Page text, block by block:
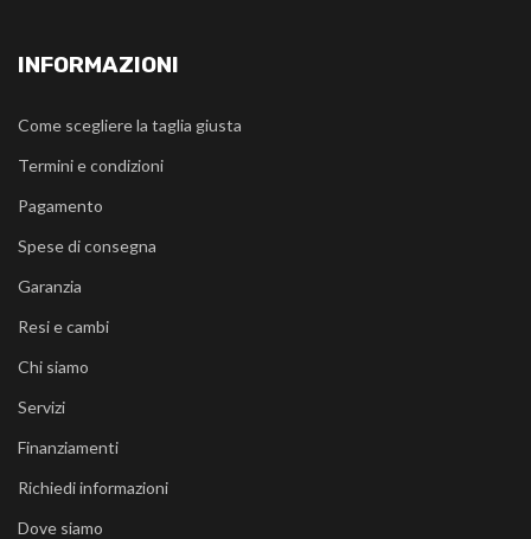
INFORMAZIONI
Come scegliere la taglia giusta
Termini e condizioni
Pagamento
Spese di consegna
Garanzia
Resi e cambi
Chi siamo
Servizi
Finanziamenti
Richiedi informazioni
Dove siamo